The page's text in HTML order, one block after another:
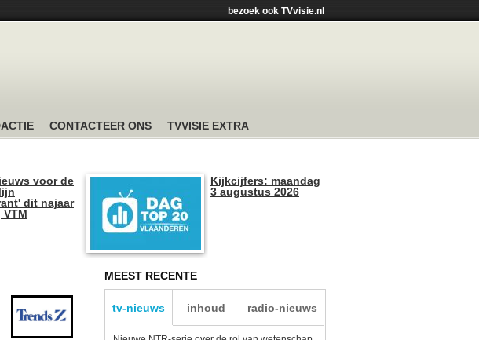
bezoek ook TVvisie.nl
CONTACTEER ONS TVVISIE EXTRA
voor de
dit najaar
Kijkcijfers: maandag
3 augustus 2026
MEEST RECENTE
tv-nieuws inhoud radio-nieuws